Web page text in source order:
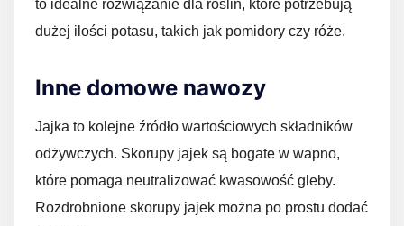
to idealne rozwiązanie dla roślin, które potrzebują
dużej ilości potasu, takich jak pomidory czy róże.
Inne domowe nawozy
Jajka to kolejne źródło wartościowych składników
odżywczych. Skorupy jajek są bogate w wapno,
które pomaga neutralizować kwasowość gleby.
Rozdrobnione skorupy jajek można po prostu dodać